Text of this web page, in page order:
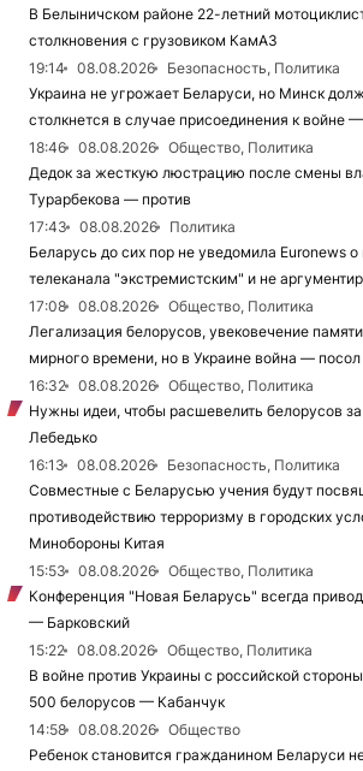
В Белыничском районе 22-летний
столкновения с грузовиком КамАЗ
19:14
08.08.2026
Безопасность, Политика
Украина не угрожает Беларуси, но Минск
столкнется в случае присоединения к войне
18:46
08.08.2026
Общество, Политика
Дедок за жесткую люстрацию после смены
Турарбекова — против
17:43
08.08.2026
Политика
Беларусь до сих пор не уведомила Euronews о
телеканала "экстремистским" и не
17:08
08.08.2026
Общество, Политика
Легализация белорусов, увековечение
мирного времени, но в Украине война —
16:32
08.08.2026
Общество, Политика
Нужны идеи, чтобы расшевелить белорусов
Лебедько
16:13
08.08.2026
Безопасность, Политика
Совместные с Беларусью учения будут
противодействию терроризму в городских
Минобороны Китая
15:53
08.08.2026
Общество, Политика
Конференция "Новая Беларусь" всегда
— Барковский
15:22
08.08.2026
Общество, Политика
В войне против Украины с российской
500 белорусов — Кабанчук
14:58
08.08.2026
Общество
Ребенок становится гражданином Беларуси